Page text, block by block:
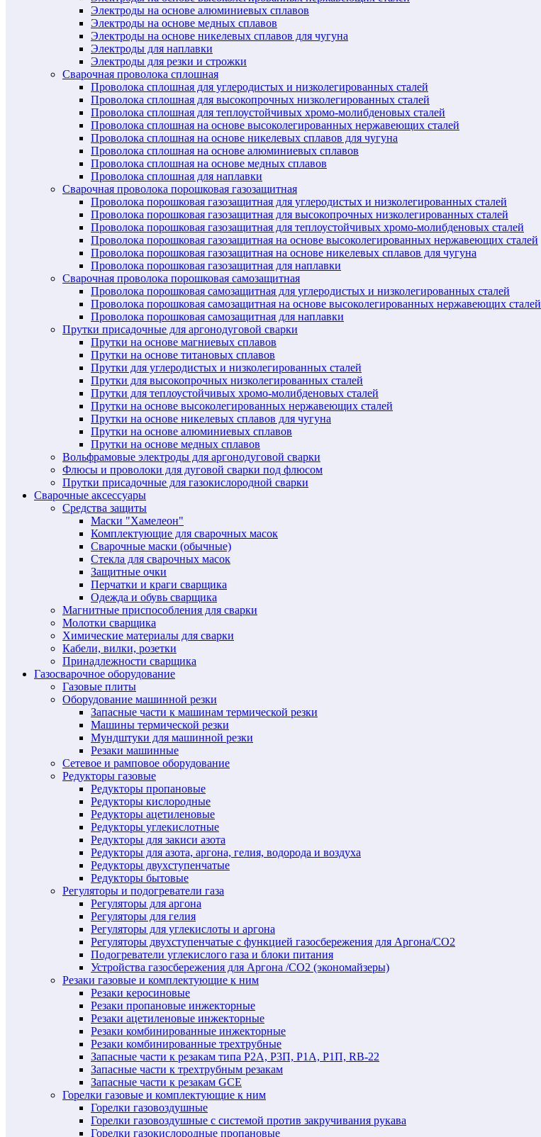
Электроды на основе алюминиевых сплавов
Электроды на основе медных сплавов
Электроды на основе никелевых сплавов для чугуна
Электроды для наплавки
Электроды для резки и строжки
Сварочная проволока сплошная
Проволока сплошная для углеродистых и низколегированных сталей
Проволока сплошная для высокопрочных низколегированных сталей
Проволока сплошная для теплоустойчивых хромо-молибденовых сталей
Проволока сплошная на основе высоколегированных нержавеющих сталей
Проволока сплошная на основе никелевых сплавов для чугуна
Проволока сплошная на основе алюминиевых сплавов
Проволока сплошная на основе медных сплавов
Проволока сплошная для наплавки
Сварочная проволока порошковая газозащитная
Проволока порошковая газозащитная для углеродистых и низколегированных сталей
Проволока порошковая газозащитная для высокопрочных низколегированных сталей
Проволока порошковая газозащитная для теплоустойчивых хромо-молибденовых сталей
Проволока порошковая газозащитная на основе высоколегированных нержавеющих сталей
Проволока порошковая газозащитная на основе никелевых сплавов для чугуна
Проволока порошковая газозащитная для наплавки
Сварочная проволока порошковая самозащитная
Проволока порошковая самозащитная для углеродистых и низколегированных сталей
Проволока порошковая самозащитная на основе высоколегированных нержавеющих сталей
Проволока порошковая самозащитная для наплавки
Прутки присадочные для аргонодуговой сварки
Прутки на основе магниевых сплавов
Прутки на основе титановых сплавов
Прутки для углеродистых и низколегированных сталей
Прутки для высокопрочных низколегированных сталей
Прутки для теплоустойчивых хромо-молибденовых сталей
Прутки на основе высоколегированных нержавеющих сталей
Прутки на основе никелевых сплавов для чугуна
Прутки на основе алюминиевых сплавов
Прутки на основе медных сплавов
Вольфрамовые электроды для аргонодуговой сварки
Флюсы и проволоки для дуговой сварки под флюсом
Прутки присадочные для газокислородной сварки
Сварочные аксессуары
Средства защиты
Маски "Хамелеон"
Комплектующие для сварочных масок
Сварочные маски (обычные)
Стекла для сварочных масок
Защитные очки
Перчатки и краги сварщика
Одежда и обувь сварщика
Магнитные приспособления для сварки
Молотки сварщика
Химические материалы для сварки
Кабели, вилки, розетки
Принадлежности сварщика
Газосварочное оборудование
Газовые плиты
Оборудование машинной резки
Запасные части к машинам термической резки
Машины термической резки
Мундштуки для машинной резки
Резаки машинные
Сетевое и рамповое оборудование
Редукторы газовые
Редукторы пропановые
Редукторы кислородные
Редукторы ацетиленовые
Редукторы углекислотные
Редукторы для закиси азота
Редукторы для азота, аргона, гелия, водорода и воздуха
Редукторы двухступенчатые
Редукторы бытовые
Регуляторы и подогреватели газа
Регуляторы для аргона
Регуляторы для гелия
Регуляторы для углекислоты и аргона
Регуляторы двухступенчатые c функцией газосбережения для Аргона/СО2
Подогреватели углекислого газа и блоки питания
Устройства газосбережения для Аргона /СО2 (экономайзеры)
Резаки газовые и комплектующие к ним
Резаки керосиновые
Резаки пропановые инжекторные
Резаки ацетиленовые инжекторные
Резаки комбинированные инжекторные
Резаки комбинированные трехтрубные
Запасные части к резакам типа Р2А, Р3П, Р1А, Р1П, RB-22
Запасные части к трехтрубным резакам
Запасные части к резакам GCE
Горелки газовые и комплектующие к ним
Горелки газовоздушные
Горелки газовоздушные с системой против закручивания рукава
Горелки газокислородные пропановые